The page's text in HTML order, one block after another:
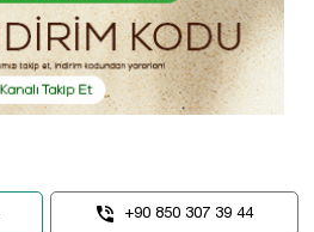
+90 850 307 39 44